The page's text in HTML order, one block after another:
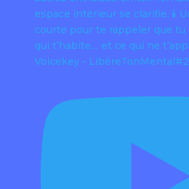
Voicekey - LibèreTonMental#2